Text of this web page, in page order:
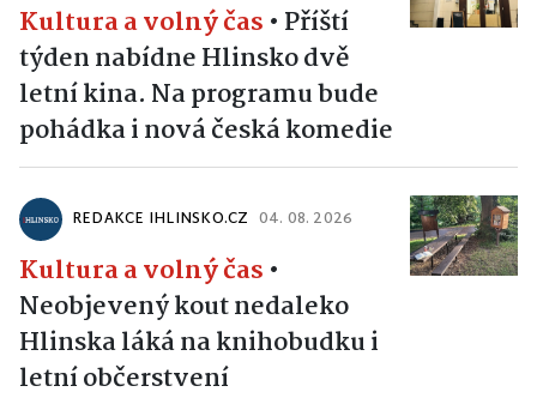
Kultura a volný čas • Příští
týden nabídne Hlinsko dvě
letní kina. Na programu bude
pohádka i nová česká komedie
REDAKCE IHLINSKO.CZ 04. 08. 2026
Kultura a volný čas •
Neobjevený kout nedaleko
Hlinska láká na knihobudku i
letní občerstvení